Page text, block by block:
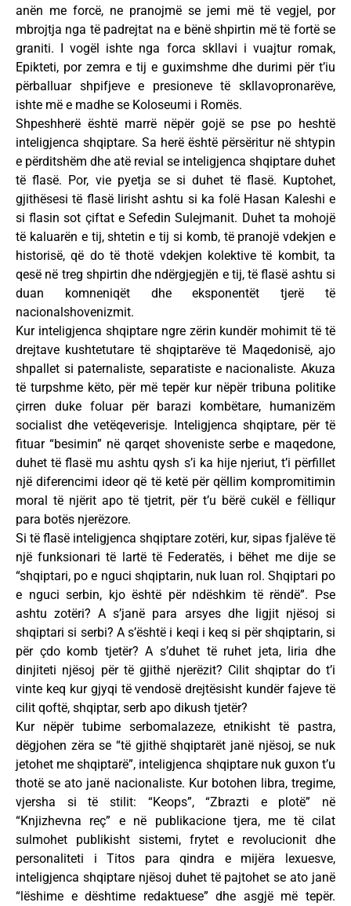
anën me forcë, ne pranojmë se jemi më të vegjel, por
mbrojtja nga të padrejtat na e bënë shpirtin më të fortë se
graniti. I vogël ishte nga forca skllavi i vuajtur romak,
Epikteti, por zemra e tij e guximshme dhe durimi për t’iu
përballuar shpifjeve e presioneve të skllavopronarëve,
ishte më e madhe se Koloseumi i Romës.
Shpeshherë është marrë nëpër gojë se pse po heshtë
inteligjenca shqiptare. Sa herë është përsëritur në shtypin
e përditshëm dhe atë revial se inteligjenca shqiptare duhet
të flasë. Por, vie pyetja se si duhet të flasë. Kuptohet,
gjithësesi të flasë lirisht ashtu si ka folë Hasan Kaleshi e
si flasin sot çiftat e Sefedin Sulejmanit. Duhet ta mohojë
të kaluarën e tij, shtetin e tij si komb, të pranojë vdekjen e
historisë, që do të thotë vdekjen kolektive të kombit, ta
qesë në treg shpirtin dhe ndërgjegjën e tij, të flasë ashtu si
duan komneniqët dhe eksponentët tjerë të
nacionalshovenizmit.
Kur inteligjenca shqiptare ngre zërin kundër mohimit të të
drejtave kushtetutare të shqiptarëve të Maqedonisë, ajo
shpallet si paternaliste, separatiste e nacionaliste. Akuza
të turpshme këto, për më tepër kur nëpër tribuna politike
çirren duke foluar për barazi kombëtare, humanizëm
socialist dhe vetëqeverisje. Inteligjenca shqiptare, për të
fituar “besimin” në qarqet shoveniste serbe e maqedone,
duhet të flasë mu ashtu qysh s’i ka hije njeriut, t’i përfillet
një diferencimi ideor që të ketë për qëllim kompromitimin
moral të njërit apo të tjetrit, për t’u bërë cukël e fëlliqur
para botës njerëzore.
Si të flasë inteligjenca shqiptare zotëri, kur, sipas fjalëve të
një funksionari të lartë të Federatës, i bëhet me dije se
“shqiptari, po e nguci shqiptarin, nuk luan rol. Shqiptari po
e nguci serbin, kjo është për ndëshkim të rëndë”. Pse
ashtu zotëri? A s’janë para arsyes dhe ligjit njësoj si
shqiptari si serbi? A s’është i keqi i keq si për shqiptarin, si
për çdo komb tjetër? A s’duhet të ruhet jeta, liria dhe
dinjiteti njësoj për të gjithë njerëzit? Cilit shqiptar do t’i
vinte keq kur gjyqi të vendosë drejtësisht kundër fajeve të
cilit qoftë, shqiptar, serb apo dikush tjetër?
Kur nëpër tubime serbomalazeze, etnikisht të pastra,
dëgjohen zëra se “të gjithë shqiptarët janë njësoj, se nuk
jetohet me shqiptarë”, inteligjenca shqiptare nuk guxon t’u
thotë se ato janë nacionaliste. Kur botohen libra, tregime,
vjersha si të stilit: “Keops”, “Zbrazti e plotë” në
“Knjizhevna reç” e në publikacione tjera, me të cilat
sulmohet publikisht sistemi, frytet e revolucionit dhe
personaliteti i Titos para qindra e mijëra lexuesve,
inteligjenca shqiptare njësoj duhet të pajtohet se ato janë
“lëshime e dështime redaktuese” dhe asgjë më tepër.